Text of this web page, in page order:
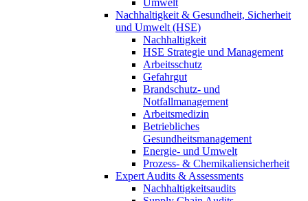
Nachhaltigkeit & Gesundheit, Sicherheit
und Umwelt (HSE)
Nachhaltigkeit
HSE Strategie und Management
Arbeitsschutz
Gefahrgut
Brandschutz- und
Notfallmanagement
Arbeitsmedizin
Betriebliches
Gesundheitsmanagement
Energie- und Umwelt
Prozess- & Chemikaliensicherheit
Expert Audits & Assessments
Nachhaltigkeitsaudits